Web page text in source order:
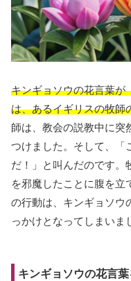
キンギョソウの花言葉が
は、あるイギリスの牧師
師は、教会の説教中に突
つけました。そして、「
だ！」と叫んだのです。
を邪魔したことに腹を立
の行動は、キンギョソウ
っかけとなってしまいま
キンギョソウの花言